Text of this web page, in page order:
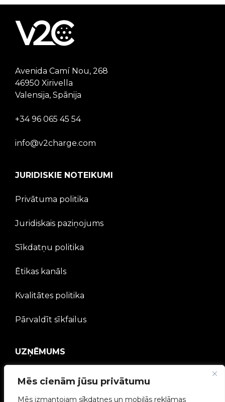
Mēs cienām jūsu privātumu
Mēs izmantojam sīkdatnes un mobilās reklāmas
Avenida Camí Nou, 268
46950 Xirivella
Valensija, Spānija
+34 96 065 45 54
info@v2charge.com
JURIDISKIE NOTEIKUMI
Privātuma politika
Juridiskais paziņojums
Sīkdatņu politika
Ētikas kanāls
Kvalitātes politika
Pārvaldīt sīkfailus
UZŅĒMUMS
V2C kopiena
Strādā ar mums